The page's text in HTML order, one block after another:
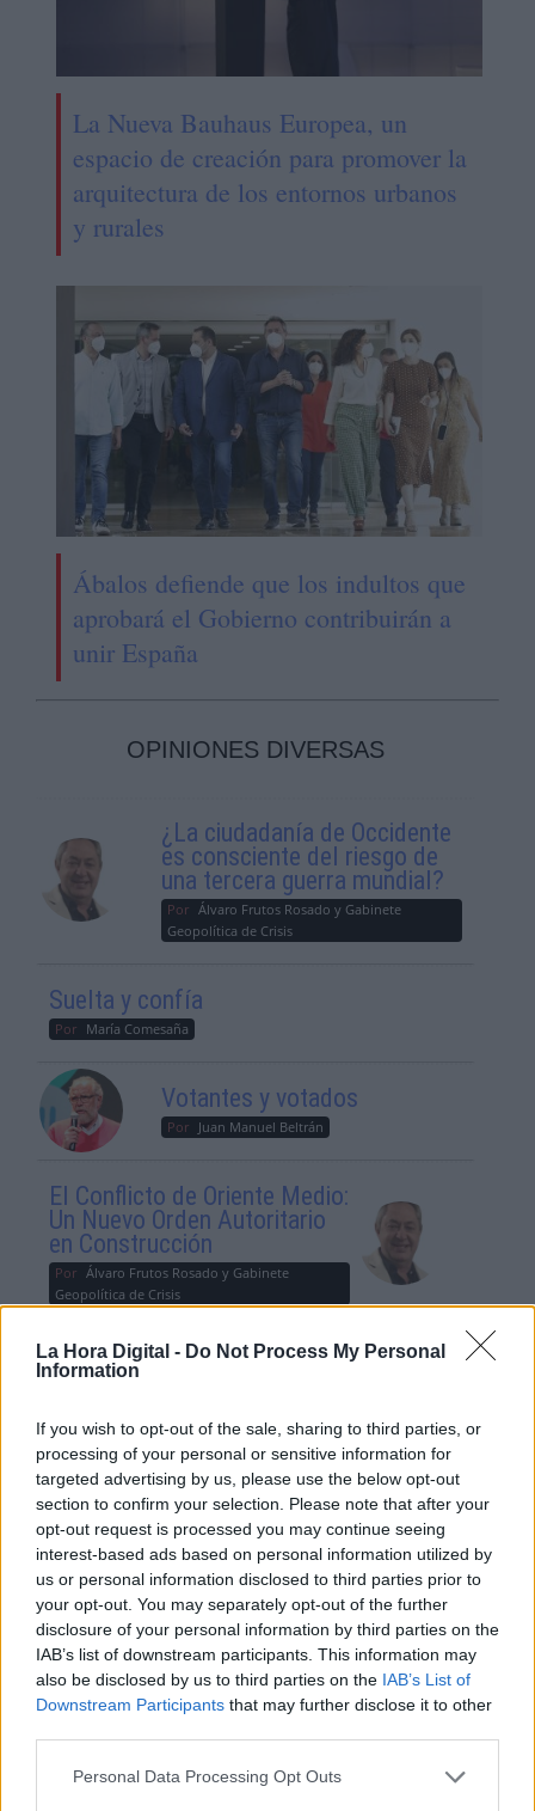
La Hora Digital - Do Not Process My Personal
Information
If you wish to opt-out of the sale, sharing to third parties, or
processing of your personal or sensitive information for
targeted advertising by us, please use the below opt-out
section to confirm your selection. Please note that after your
opt-out request is processed you may continue seeing
interest-based ads based on personal information utilized by
us or personal information disclosed to third parties prior to
your opt-out. You may separately opt-out of the further
disclosure of your personal information by third parties on the
IAB’s list of downstream participants. This information may
also be disclosed by us to third parties on the IAB’s List of
Downstream Participants that may further disclose it to other
Personal Data Processing Opt Outs
La Nueva Bauhaus Europea, un
espacio de creación para promover la
arquitectura de los entornos urbanos
y rurales
Ábalos defiende que los indultos que
aprobará el Gobierno contribuirán a
unir España
OPINIONES DIVERSAS
¿La ciudadanía de Occidente
es consciente del riesgo de
una tercera guerra mundial?
Por Álvaro Frutos Rosado y Gabinete
Geopolítica de Crisis
Suelta y confía
Por María Comesaña
Votantes y votados
Por Juan Manuel Beltrán
El Conflicto de Oriente Medio:
Un Nuevo Orden Autoritario
en Construcción
Por Álvaro Frutos Rosado y Gabinete
Geopolítica de Crisis
Reconquista leonesa
Clara Campoamor: Mi sueño,
mi pesadilla
Por María Pérez Herrero
NOTICIAS MAS VISTAS
LABERINTO ESPAÑOL | LABERINTO ESPAÑOL |